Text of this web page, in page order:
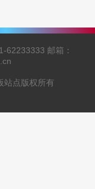
62233333 邮箱：
站点版权所有